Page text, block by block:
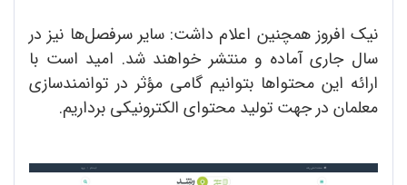
نیک افروز همچنین اعلام داشت: سایر سرفصل‌ها نیز در
سال جاری آماده و منتشر خواهند شد. امید است با
ارائه این محتواها بتوانیم گامی مؤثر در توانمندسازی
معلمان در جهت تولید محتوای الکترونیکی برداریم.